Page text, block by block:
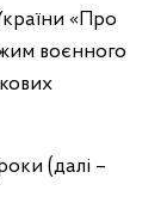
«Про
воєнного
(далі –